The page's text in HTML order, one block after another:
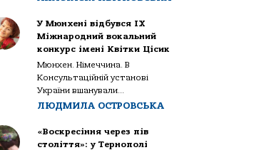
У Мюнхені відбувся IX
Міжнародний вокальний
конкурс імені Квітки Цісик
Мюнхен. Німеччина. В
Консультаційній установі
України вшанували...
ЛЮДМИЛА ОСТРОВСЬКА
«Воскресіння через пів
століття»: у Тернополі